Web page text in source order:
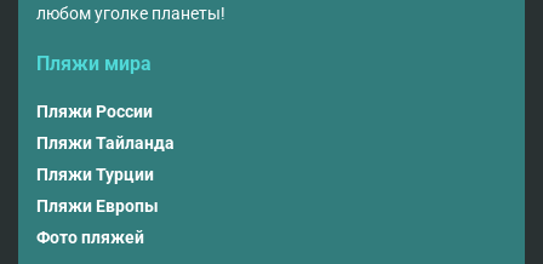
любом уголке планеты!
Пляжи мира
Пляжи России
Пляжи Тайланда
Пляжи Турции
Пляжи Европы
Фото пляжей